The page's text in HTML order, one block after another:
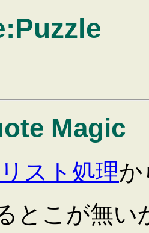
Magic
スト処理か
とこが無い